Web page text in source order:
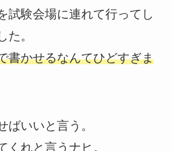
試験会場に連れて行ってし
た。
書かせるなんてひどすぎま
ばいいと言う。
くれと言うナヒ。